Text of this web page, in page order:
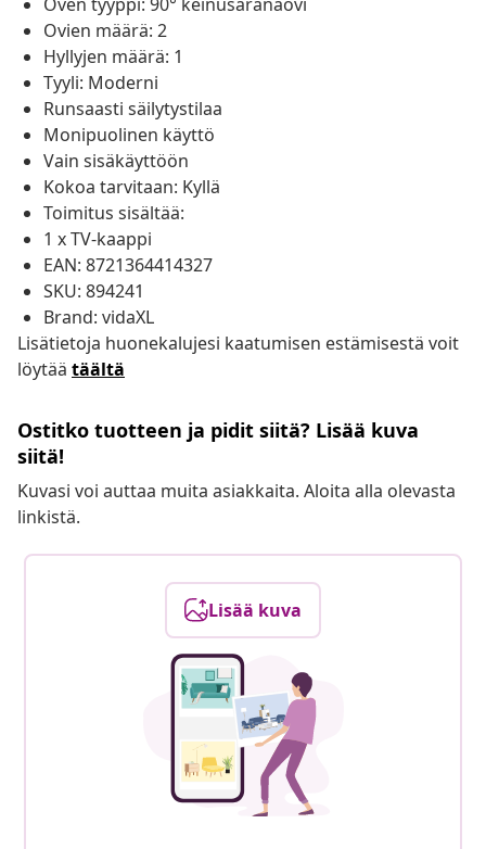
Ovien määrä: 2
Hyllyjen määrä: 1
Tyyli: Moderni
Runsaasti säilytystilaa
Monipuolinen käyttö
Vain sisäkäyttöön
Kokoa tarvitaan: Kyllä
Toimitus sisältää:
1 x TV-kaappi
EAN: 8721364414327
SKU: 894241
Brand: vidaXL
Lisätietoja huonekalujesi kaatumisen estämisestä voit
löytää täältä
Ostitko tuotteen ja pidit siitä? Lisää kuva
siitä!
Kuvasi voi auttaa muita asiakkaita. Aloita alla olevasta
linkistä.
Lisää kuva